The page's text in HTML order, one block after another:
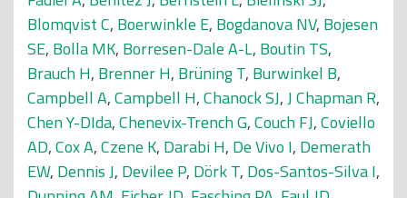
Blomqvist C, Boerwinkle E, Bogdanova NV, Bojesen
SE, Bolla MK, Borresen-Dale A-L, Boutin TS,
Brauch H, Brenner H, Brüning T, Burwinkel B,
Campbell A,Campbell H,Chanock SJ,J Chapman R,
Chen Y-DIda,Chenevix-Trench G,Couch FJ,Coviello
AD,Cox A,Czene K, Darabi H, De Vivo I, Demerath
EW, Dennis J, Devilee P, Dörk T, Dos-Santos-Silva I,